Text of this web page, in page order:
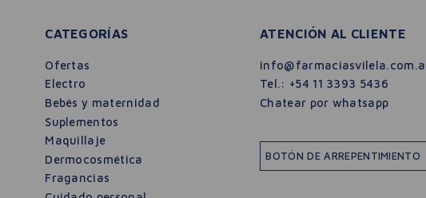
CATEGORÍAS
Ofertas
Electro
Bebés y maternidad
Suplementos
Maquillaje
Dermocosmética
Fragancias
ATENCIÓN AL CLIENTE
Tel.: +54 11 3393 5436
Chatear por whatsapp
BOTÓN DE ARREPENTIMIENTO